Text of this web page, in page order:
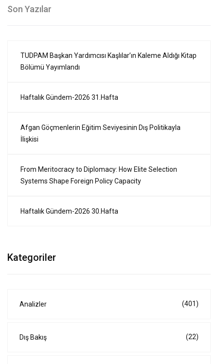
Son Yazılar
TUDPAM Başkan Yardımcısı Kaşlılar’ın Kaleme Aldığı Kitap
Bölümü Yayımlandı
Haftalık Gündem-2026 31.Hafta
Afgan Göçmenlerin Eğitim Seviyesinin Dış Politikayla
İlişkisi
From Meritocracy to Diplomacy: How Elite Selection
Systems Shape Foreign Policy Capacity
Haftalık Gündem-2026 30.Hafta
Kategoriler
Analizler (401)
Dış Bakış (22)